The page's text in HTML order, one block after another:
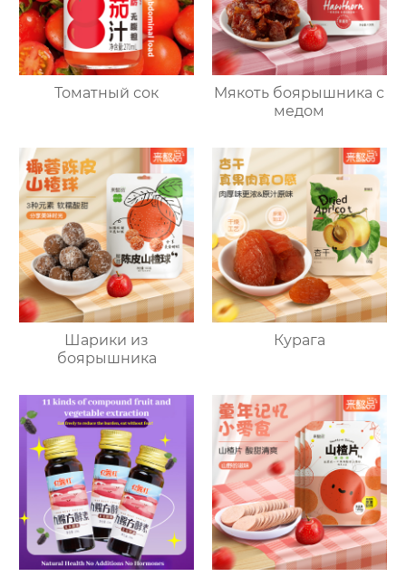
Томатный сок
Мякоть боярышника с
медом
Шарики из
боярышника
Курага